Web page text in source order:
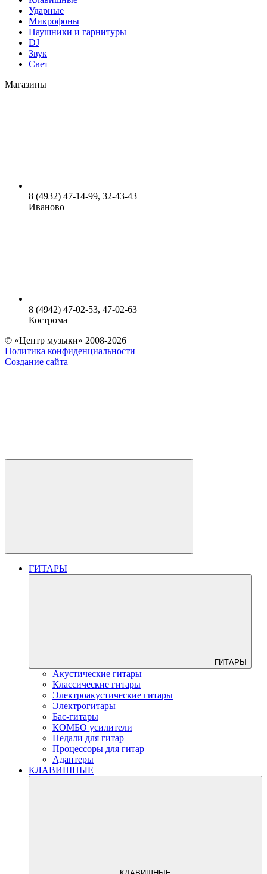
Ударные
Микрофоны
Наушники и гарнитуры
DJ
Звук
Свет
Магазины
8 (4932) 47-14-99, 32-43-43
Иваново
8 (4942) 47-02-53, 47-02-63
Кострома
© «Центр музыки» 2008-2026
Политика конфиденциальности
Создание сайта —
ГИТАРЫ
ГИТАРЫ
Акустические гитары
Классические гитары
Электроакустические гитары
Электрогитары
Бас-гитары
КОМБО усилители
Педали для гитар
Процессоры для гитар
Адаптеры
КЛАВИШНЫЕ